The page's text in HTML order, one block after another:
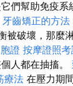
們幫助免疫系
牙齒矯正的方法
被破壞，那麼
證 按摩證照
人都在抽搐。
療法 在壓力期